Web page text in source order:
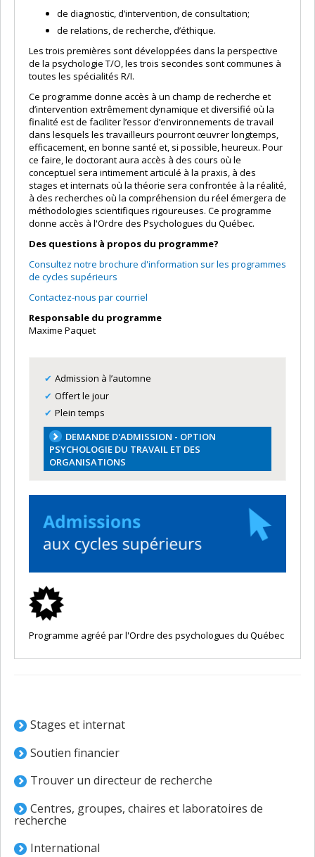
de diagnostic, d’intervention, de consultation;
de relations, de recherche, d’éthique.
Les trois premières sont développées dans la perspective
de la psychologie T/O, les trois secondes sont communes à
toutes les spécialités R/I.
Ce programme donne accès à un champ de recherche et
d’intervention extrêmement dynamique et diversifié où la
finalité est de faciliter l’essor d’environnements de travail
dans lesquels les travailleurs pourront œuvrer longtemps,
efficacement, en bonne santé et, si possible, heureux. Pour
ce faire, le doctorant aura accès à des cours où le
conceptuel sera intimement articulé à la praxis, à des
stages et internats où la théorie sera confrontée à la réalité,
à des recherches où la compréhension du réel émergera de
méthodologies scientifiques rigoureuses. Ce programme
donne accès à l'Ordre des Psychologues du Québec.
Des questions à propos du programme?
Consultez notre brochure d'information sur les programmes
de cycles supérieurs
Contactez-nous par courriel
Responsable du programme
Maxime Paquet
Admission à l’automne
Offert le jour
Plein temps
DEMANDE D'ADMISSION - OPTION
PSYCHOLOGIE DU TRAVAIL ET DES
ORGANISATIONS
Programme agréé par l'Ordre des psychologues du Québec
Stages et internat
Soutien financier
Trouver un directeur de recherche
Centres, groupes, chaires et laboratoires de
recherche
International